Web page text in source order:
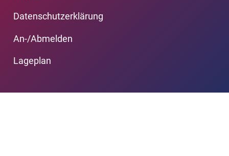
Datenschutzerklärung
An-/Abmelden
Lageplan